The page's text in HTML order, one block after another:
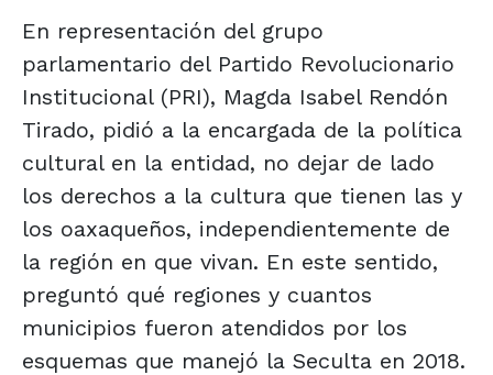
En representación del grupo
parlamentario del Partido Revolucionario
Institucional (PRI), Magda Isabel Rendón
Tirado, pidió a la encargada de la política
cultural en la entidad, no dejar de lado
los derechos a la cultura que tienen las y
los oaxaqueños, independientemente de
la región en que vivan. En este sentido,
preguntó qué regiones y cuantos
municipios fueron atendidos por los
esquemas que manejó la Seculta en 2018.